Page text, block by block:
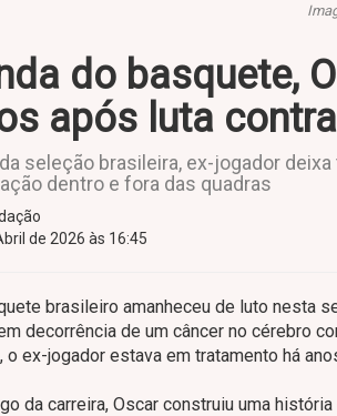
do basquete,
após luta
seleção brasileira, ex-jogador
dentro e fora das quadras
de 2026 às 16:45
brasileiro amanheceu de luto nesta
decorrência de um câncer no cérebro
o ex-jogador estava em tratamento há
da carreira, Oscar construiu uma